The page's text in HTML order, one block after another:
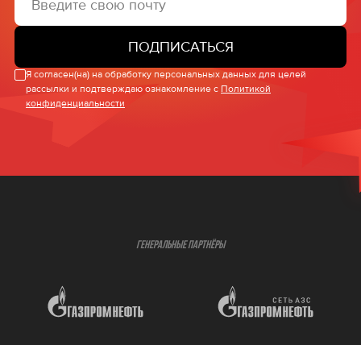
ПОДПИСАТЬСЯ
Я согласен(на) на обработку персональных данных для целей
рассылки и подтверждаю ознакомление с Политикой
конфиденциальности
ГЕНЕРАЛЬНЫЕ ПАРТНЁРЫ